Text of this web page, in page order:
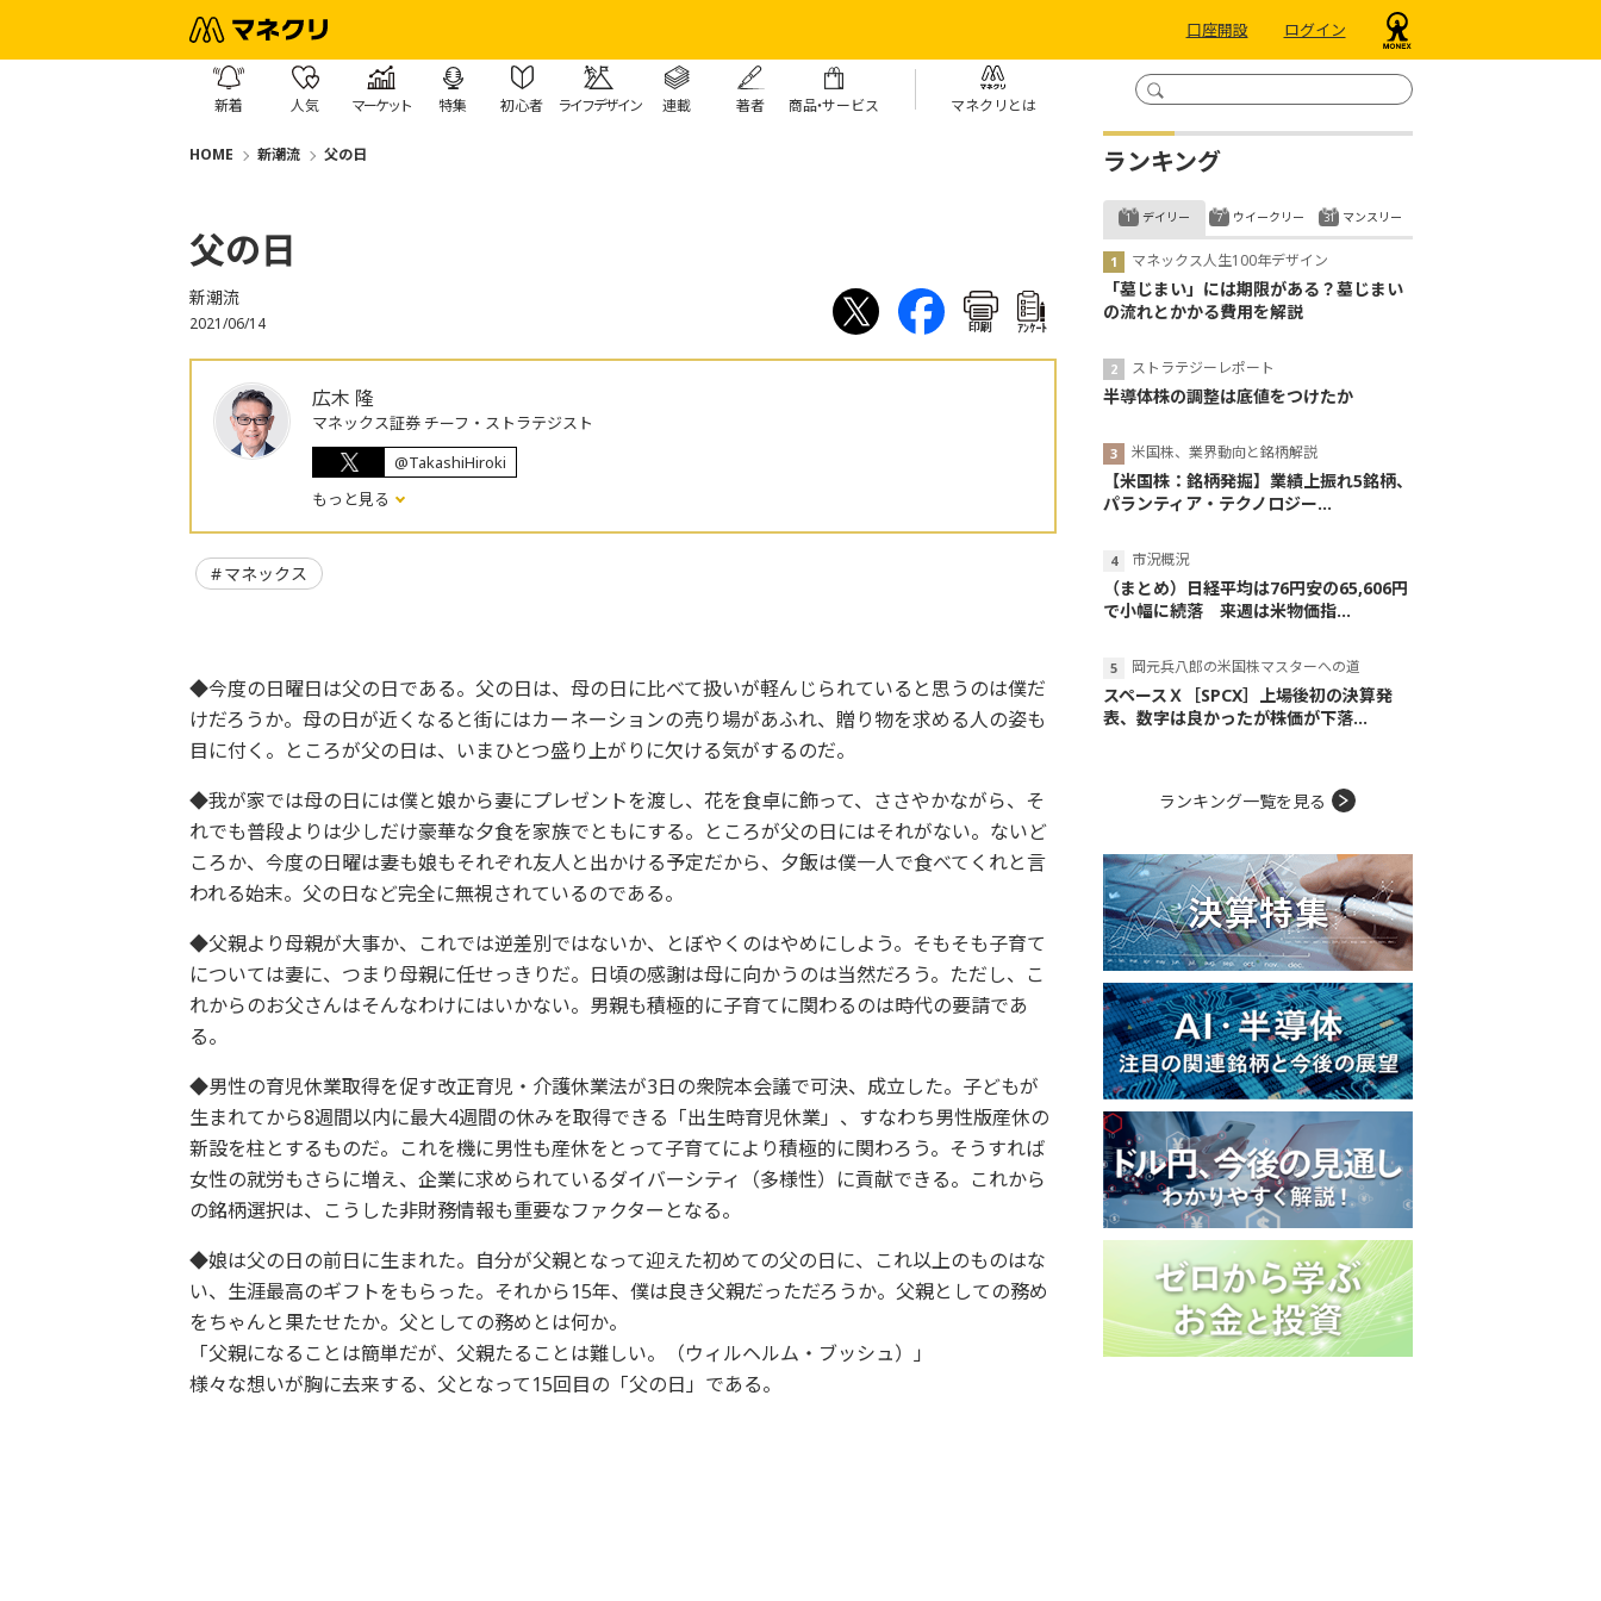
口座開設 ログイン
新着 人気 マーケット 特集 初心者 ライフデザイン 連載 著者 商品・サービス マネクリとは
HOME 新潮流 父の日
父の日
新潮流
2021/06/14 印刷 ｱﾝｹｰﾄ
広木 隆
マネックス証券 チーフ・ストラテジスト
@TakashiHiroki
もっと見る
マネックス
◆今度の日曜日は父の日である。父の日は、母の日に比べて扱いが軽んじられていると思うのは僕だ
けだろうか。母の日が近くなると街にはカーネーションの売り場があふれ、贈り物を求める人の姿も
目に付く。ところが父の日は、いまひとつ盛り上がりに欠ける気がするのだ。
◆我が家では母の日には僕と娘から妻にプレゼントを渡し、花を食卓に飾って、ささやかながら、そ
れでも普段よりは少しだけ豪華な夕食を家族でともにする。ところが父の日にはそれがない。ないど
ころか、今度の日曜は妻も娘もそれぞれ友人と出かける予定だから、夕飯は僕一人で食べてくれと言
われる始末。父の日など完全に無視されているのである。
◆父親より母親が大事か、これでは逆差別ではないか、とぼやくのはやめにしよう。そもそも子育て
については妻に、つまり母親に任せっきりだ。日頃の感謝は母に向かうのは当然だろう。ただし、こ
れからのお父さんはそんなわけにはいかない。男親も積極的に子育てに関わるのは時代の要請であ
る。
◆男性の育児休業取得を促す改正育児・介護休業法が3日の衆院本会議で可決、成立した。子どもが
生まれてから8週間以内に最大4週間の休みを取得できる「出生時育児休業」、すなわち男性版産休の
新設を柱とするものだ。これを機に男性も産休をとって子育てにより積極的に関わろう。そうすれば
女性の就労もさらに増え、企業に求められているダイバーシティ（多様性）に貢献できる。これから
の銘柄選択は、こうした非財務情報も重要なファクターとなる。
◆娘は父の日の前日に生まれた。自分が父親となって迎えた初めての父の日に、これ以上のものはな
い、生涯最高のギフトをもらった。それから15年、僕は良き父親だっただろうか。父親としての務め
をちゃんと果たせたか。父としての務めとは何か。
「父親になることは簡単だが、父親たることは難しい。（ウィルヘルム・ブッシュ）」
様々な想いが胸に去来する、父となって15回目の「父の日」である。
ランキング
デイリー
マネックス人生100年デザイン
「墓じまい」には期限がある？墓じまい
の流れとかかる費用を解説
ストラテジーレポート
半導体株の調整は底値をつけたか
米国株、業界動向と銘柄解説
【米国株：銘柄発掘】業績上振れ5銘柄、
パランティア・テクノロジー...
市況概況
（まとめ）日経平均は76円安の65,606円
で小幅に続落 来週は米物価指...
岡元兵八郎の米国株マスターへの道
スペースＸ［SPCX］上場後初の決算発
表、数字は良かったが株価が下落...
ウイークリー マンスリー
ランキング一覧を見る